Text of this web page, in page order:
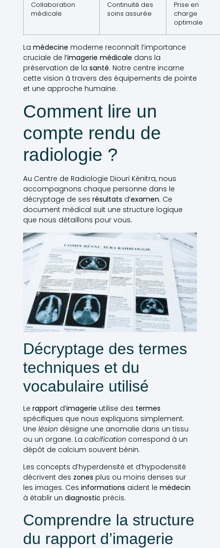
Collaboration
médicale
Continuité des
soins assurée
Prise en
charge
optimale
La médecine moderne reconnaît l’importance
cruciale de l’imagerie médicale dans la
préservation de la santé. Notre centre incarne
cette vision à travers des équipements de pointe
et une approche humaine.
Comment lire un
compte rendu de
radiologie ?
Au Centre de Radiologie Diouri Kénitra, nous
accompagnons chaque personne dans le
décryptage de ses résultats d’examen. Ce
document médical suit une structure logique
que nous détaillons pour vous.
Décryptage des termes
techniques et du
vocabulaire utilisé
Le rapport d’imagerie utilise des termes
spécifiques que nous expliquons simplement.
Une lésion désigne une anomalie dans un tissu
ou un organe. La calcification correspond à un
dépôt de calcium souvent bénin.
Les concepts d’hyperdensité et d’hypodensité
décrivent des zones plus ou moins denses sur
les images. Ces informations aident le médecin
à établir un diagnostic précis.
Comprendre la structure
du rapport d’imagerie